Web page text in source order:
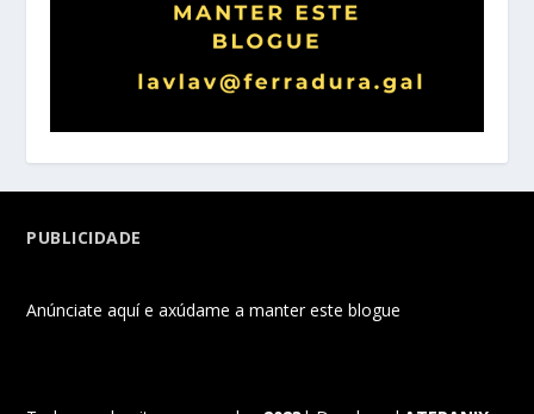
PUBLICIDADE
Anúnciate aquí e axúdame a manter este blogue